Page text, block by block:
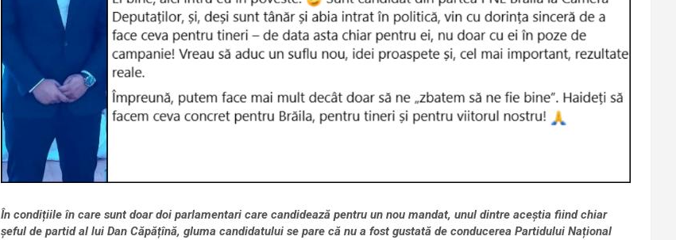
În condițiile în care sunt doar doi parlamentari care candidează pentru un nou mandat, unul dintre aceștia fiind chiar
șeful de partid al lui Dan Căpățînă, gluma candidatului se pare că nu a fost gustată de conducerea Partidului Național